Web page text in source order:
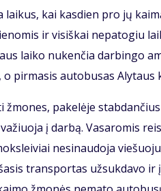
lai­kus, kai kas­dien pro jų
ir vi­siš­kai ne­pa­to­giu
lai­ko nu­ken­čia dar­bin­go
pir­ma­sis au­to­bu­sas Aly­taus
žmo­nes, pa­ke­lė­je
į dar­bą. Va­sa­ro­mis
ne­si­nau­do­ja
tran­sportas už­suk­da­vo